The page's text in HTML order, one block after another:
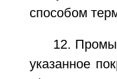
способом
12.
указанное